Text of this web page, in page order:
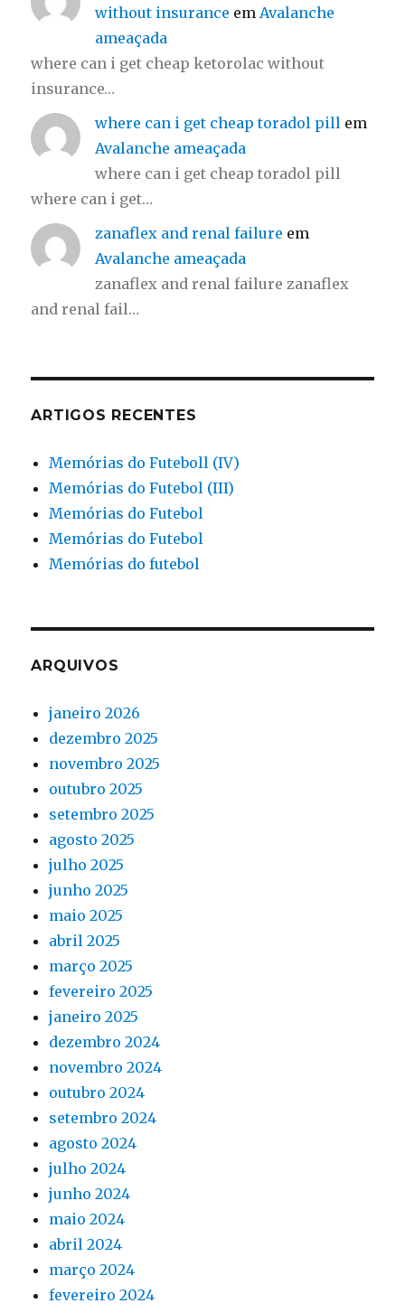
without insurance em Avalanche
ameaçada
where can i get cheap ketorolac without
insurance…
where can i get cheap toradol pill em
Avalanche ameaçada
where can i get cheap toradol pill
where can i get…
zanaflex and renal failure em
Avalanche ameaçada
zanaflex and renal failure zanaflex
and renal fail…
ARTIGOS RECENTES
Memórias do Futeboll (IV)
Memórias do Futebol (III)
Memórias do Futebol
Memórias do Futebol
Memórias do futebol
ARQUIVOS
janeiro 2026
dezembro 2025
novembro 2025
outubro 2025
setembro 2025
agosto 2025
julho 2025
junho 2025
maio 2025
abril 2025
março 2025
fevereiro 2025
janeiro 2025
dezembro 2024
novembro 2024
outubro 2024
setembro 2024
agosto 2024
julho 2024
junho 2024
maio 2024
abril 2024
março 2024
fevereiro 2024